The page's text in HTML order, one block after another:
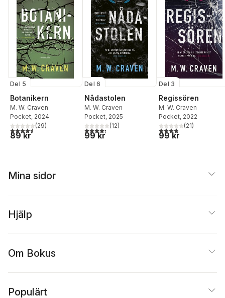
Del 5
Botanikern
M. W. Craven
Pocket, 2024
4,5utav 5 stjärnor. Totalt antal röster:
(29)
89 kr
Del 6
Nådastolen
M. W. Craven
Pocket, 2025
4,3utav 5 stjärnor. Totalt antal röster:
(12)
99 kr
Del 3
Regissören
M. W. Craven
Pocket, 2022
3,9utav 5 stjärnor.
(21)
99 kr
Mina sidor
Hjälp
Om Bokus
Populärt